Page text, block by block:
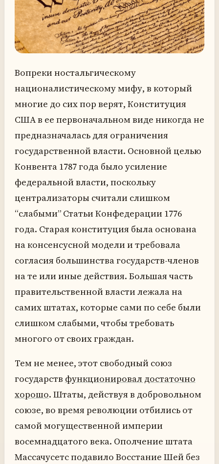
Вопреки ностальгическому
националистическому мифу, в который
многие до сих пор верят, Конституция
США в ее первоначальном виде никогда не
предназначалась для ограничения
государственной власти. Основной целью
Конвента 1787 года было усиление
федеральной власти, поскольку
централизаторы считали слишком
“слабыми” Статьи Конфедерации 1776
года. Старая конституция была основана
на консенсусной модели и требовала
согласия большинства государств-членов
на те или иные действия. Большая часть
правительственной власти лежала на
самих штатах, которые сами по себе были
слишком слабыми, чтобы требовать
многого от своих граждан.
Тем не менее, этот свободный союз
государств функционировал достаточно
хорошо. Штаты, действуя в добровольном
союзе, во время революции отбились от
самой могущественной империи
восемнадцатого века. Ополчение штата
Массачусетс подавило Восстание Шей без